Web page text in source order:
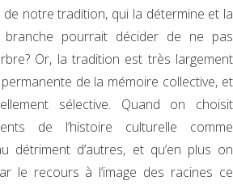
de notre tradition, qui la détermine et la
branche pourrait décider de ne pas
Or, la tradition est très largement
de la mémoire collective, et
sélective. Quand on choisit
de l’histoire culturelle comme
détriment d’autres, et qu’en plus on
le recours à l’image des racines ce